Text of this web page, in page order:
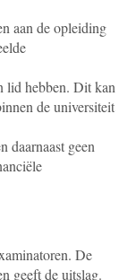
aan de opleiding
lid hebben. Dit kan
de universiteit
daarnaast geen
De
geeft de uitslag.